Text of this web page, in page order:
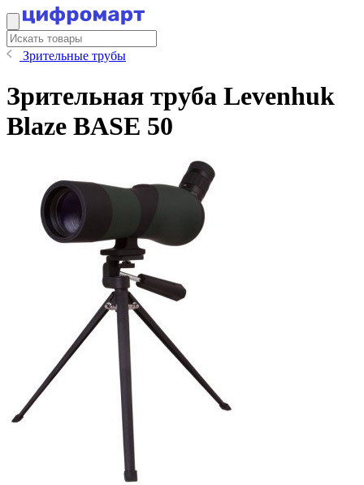
Зрительные трубы
Зрительная труба Levenhuk
Blaze BASE 50